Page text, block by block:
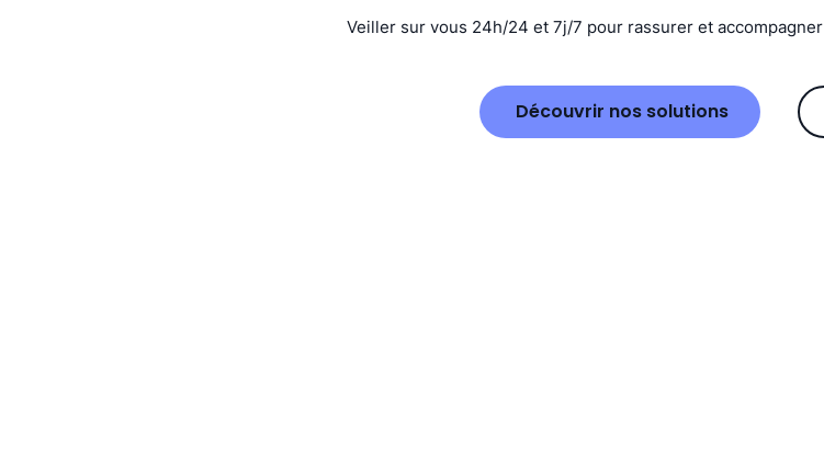
Veiller sur vous 24h/24 et 7j/7 pour rassurer et accompagner
Découvrir nos solutions